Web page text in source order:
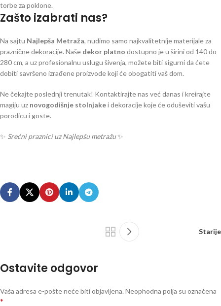
torbe za poklone.
Zašto izabrati nas?
Na sajtu Najlepša Metraža, nudimo samo najkvalitetnije materijale za
praznične dekoracije. Naše dekor platno dostupno je u širini od 140 do
280 cm, a uz profesionalnu uslugu šivenja, možete biti sigurni da ćete
dobiti savršeno izrađene proizvode koji će obogatiti vaš dom.
Ne čekajte poslednji trenutak! Kontaktirajte nas već danas i kreirajte
magiju uz novogodišnje stolnjakei dekoracije koje će oduševiti vašu
porodicu i goste.
✨ Srećni praznici uz Najlepšu metražu✨
Starije
Ostavite odgovor
Vaša adresa e-pošte neće biti objavljena. Neophodna polja su označena
*